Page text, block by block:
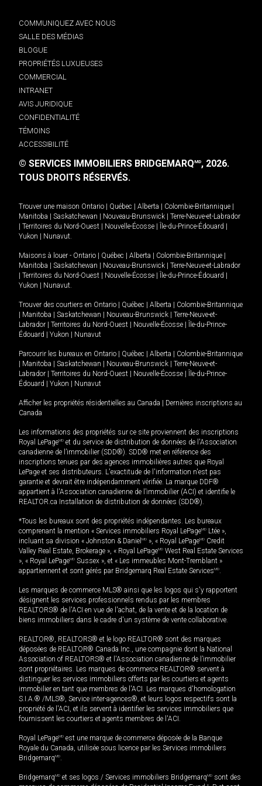
COMMUNIQUEZ AVEC NOUS
SALLE DES MÉDIAS
BLOGUE
PROPRIÉTÉS LUXUEUSES
COMMERCIAL
INTRANET
AVIS JURIDIQUE
CONFIDENTIALITÉ
TÉMOINS
ACCESSIBILITÉ
© SERVICES IMMOBILIERS BRIDGEMARQMD, 2026.
TOUS DROITS RÉSERVÉS.
Trouver une maison Ontario Québec Alberta Colombie-Britannique
Manitoba
Saskatchewan Nouveau-Brunswick
Terre-Neuve-et-Labrador
Territoires du Nord-Ouest Nouvelle-Écosse Île-du-Prince-Édouard
Yukon
Nunavut.
Maisons à louer - Ontario Québec Alberta Colombie-Britannique
Manitoba
Saskatchewan Nouveau-Brunswick
Terre-Neuve-et-Labrador
Territoires du Nord-Ouest Nouvelle-Écosse Île-du-Prince-Édouard
Yukon
Nunavut.
Trouver des courtiers en Ontario Québec Alberta
Colombie-Britannique
Manitoba Saskatchewan Nouveau-Brunswick
Terre-Neuve-et-
Labrador
Territoires du Nord-Ouest Nouvelle-Écosse
Île-du-Prince-
Édouard
Yukon Nunavut
Parcourir les bureaux en Ontario Québec Alberta
Colombie-Britannique
Manitoba Saskatchewan Nouveau-Brunswick
Terre-Neuve-et-
Labrador
Territoires du Nord-Ouest Nouvelle-Écosse
Île-du-Prince-
Édouard
Yukon Nunavut
Afficher les propriétés résidentielles au Canada
Dernières inscriptions au
Canada
Les informations des propriétés sur ce site proviennent des inscriptions
Royal LePageMD et du service de distribution de données de l'Association
canadienne de l’immobilier (SDD®). SDD® met en référence des
inscriptions tenues par des agences immobilières autres que Royal
LePage et ses distributeurs. L'exactitude de l'information n'est pas
garantie et devrait être indépendamment vérifiée. La marque DDF®
appartient à l'Association canadienne de l’immobilier (ACI) et identifie le
REALTOR.ca Installation de distribution de données (SDD®).
*Tous les bureaux sont des propriétés indépendantes. Les bureaux
comprenant la mention « Services immobiliers Royal LePageMD Ltée »,
incluant sa division « Johnston & Daniel MD », « Royal LePageMD Credit
Valley Real Estate, Brokerage », « Royal LePageMD West Real Estate Services
», « Royal LePageMD Sussex », et « Les immeubles Mont-Tremblant »
appartiennent et sont gérés par Bridgemarq Real Estate ServicesMD.
Les marques de commerce MLS® ainsi que les logos qui s'y rapportent
désignent les services professionnels rendus par les membres
REALTORS® de l'ACI en vue de l'achat, de la vente et de la location de
biens immobiliers dans le cadre d'un système de vente collaborative.
REALTOR®, REALTORS® et le logo REALTOR® sont des marques
déposées de REALTOR® Canada Inc., une compagnie dont la National
Association of REALTORS® et l'Association canadienne de l’immobilier
sont propriétaires. Les marques de commerce REALTOR® servent à
distinguer les services immobiliers offerts par les courtiers et agents
immobilier en tant que membres de l'ACI. Les marques d'homologation
S.I.A.® /MLS®, Service inter-agences®, et leurs logos respectifs sont la
propriété de l'ACI, et ils servent à identifier les services immobiliers que
fournissent les courtiers et agents membres de l'ACI.
Royal LePageMD est une marque de commerce déposée de la Banque
Royale du Canada, utilisée sous licence par les Services immobiliers
BridgemarqMD.
BridgemarqMD et ses logos / Services immobiliers BridgemarqMD sont des